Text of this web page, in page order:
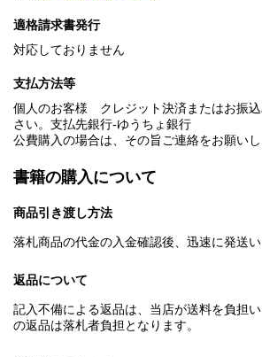
適格請求書発行
対応しておりません
支払方法等
個人のお客様 クレジット決済またはお振
さい。支払先銀行-ゆうちょ銀行
公費購入の場合は、その旨ご連絡をお願いし
書籍の購入について
商品引き渡し方法
落札商品の代金の入金確認後、迅速に発送い
返品について
記入不備による返品は、当店が送料を負担
の返品は落札者負担となります。